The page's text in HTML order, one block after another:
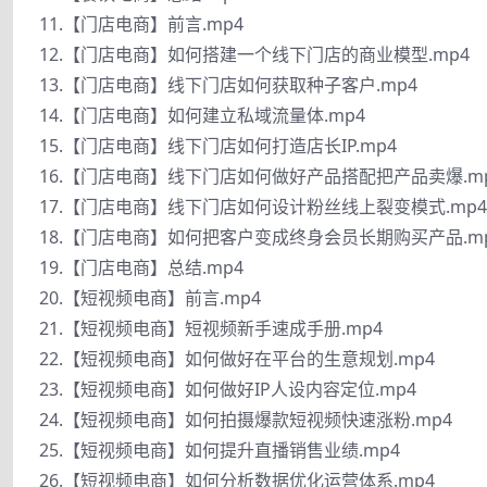
11.【门店电商】前言.mp4
12.【门店电商】如何搭建一个线下门店的商业模型.mp4
13.【门店电商】线下门店如何获取种子客户.mp4
14.【门店电商】如何建立私域流量体.mp4
15.【门店电商】线下门店如何打造店长IP.mp4
16.【门店电商】线下门店如何做好产品搭配把产品卖爆
17.【门店电商】线下门店如何设计粉丝线上裂变模式.mp4
18.【门店电商】如何把客户变成终身会员长期购买产品
19.【门店电商】总结.mp4
20.【短视频电商】前言.mp4
21.【短视频电商】短视频新手速成手册.mp4
22.【短视频电商】如何做好在平台的生意规划.mp4
23.【短视频电商】如何做好IP人设内容定位.mp4
24.【短视频电商】如何拍摄爆款短视频快速涨粉.mp4
25.【短视频电商】如何提升直播销售业绩.mp4
26.【短视频电商】如何分析数据优化运营体系.mp4